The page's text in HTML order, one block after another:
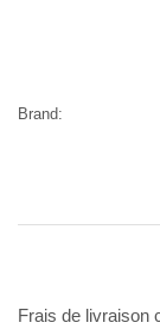
Brand:
Frais de livraison